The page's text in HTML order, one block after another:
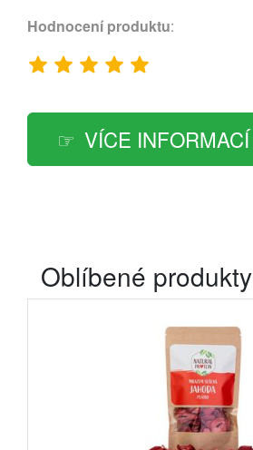
Hodnocení produktu:
VÍCE INFORMACÍ
Oblíbené produkty